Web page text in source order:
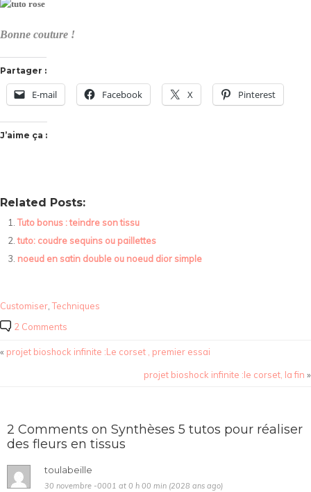
Bonne couture !
Partager :
E-mail Facebook X Pinterest
J’aime ça :
Related Posts:
Tuto bonus : teindre son tissu
tuto: coudre sequins ou paillettes
noeud en satin double ou noeud dior simple
Customiser,Techniques
2 Comments
« projet bioshock infinite :Le corset , premier essai
projet bioshock infinite :le corset, la fin »
2 Comments on Synthèses 5 tutos pour réaliser
des fleurs en tissus
toulabeille
30 novembre -0001 at 0 h 00 min (2028 ans ago)